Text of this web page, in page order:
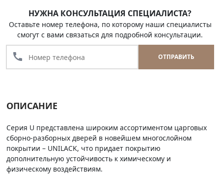
НУЖНА КОНСУЛЬТАЦИЯ СПЕЦИАЛИСТА?
Оставьте номер телефона, по которому наши специалисты
смогут с вами связаться для подробной консультации.
call ОТПРАВИТЬ
ОПИСАНИЕ
Серия U представлена широким ассортиментом царговых
сборно-разборных дверей в новейшем многослойном
покрытии – UNILACK, что придает покрытию
дополнительную устойчивость к химическому и
физическому воздействиям.